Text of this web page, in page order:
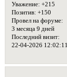
Уважение: +215
Позитив: +150
Провел на форуме:
3 месяца 9 дней
Последний визит:
22-04-2026 12:02:11